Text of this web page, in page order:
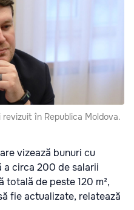
în Republica Moldova.
vizează bunuri cu
a circa 200 de salarii
de peste 120 m²,
fie actualizate, relatează